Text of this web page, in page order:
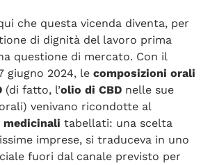
che questa vicenda diventa, per
di dignità del lavoro prima
questione di mercato. Con il
giugno 2024, le composizioni orali
(di fatto, l’olio di CBD nelle sue
venivano ricondotte al
medicinali tabellati: una scelta
imprese, si traduceva in uno
fuori dal canale previsto per